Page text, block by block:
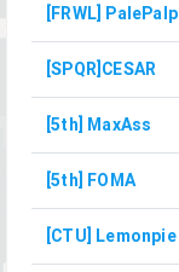
[FRWL] PalePalp
[SPQR]CESAR
[5th] MaxAss
[5th] FOMA
[CTU] Lemonpie